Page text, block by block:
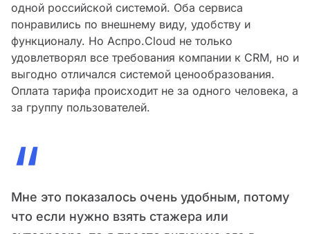
одной российской системой. Оба сервиса
понравились по внешнему виду, удобству и
функционалу. Но Аспро.Cloud не только
удовлетворял все требования компании к CRM, но и
выгодно отличался системой ценообразования.
Оплата тарифа происходит не за одного человека, а
за группу пользователей.
“
Мне это показалось очень удобным, потому
что если нужно взять стажера или